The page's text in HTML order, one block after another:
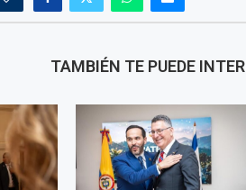
TAMBIÉN TE PUEDE